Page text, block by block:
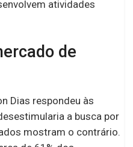
atividades
de
Dias respondeu às
a busca por
mostram o contrário.